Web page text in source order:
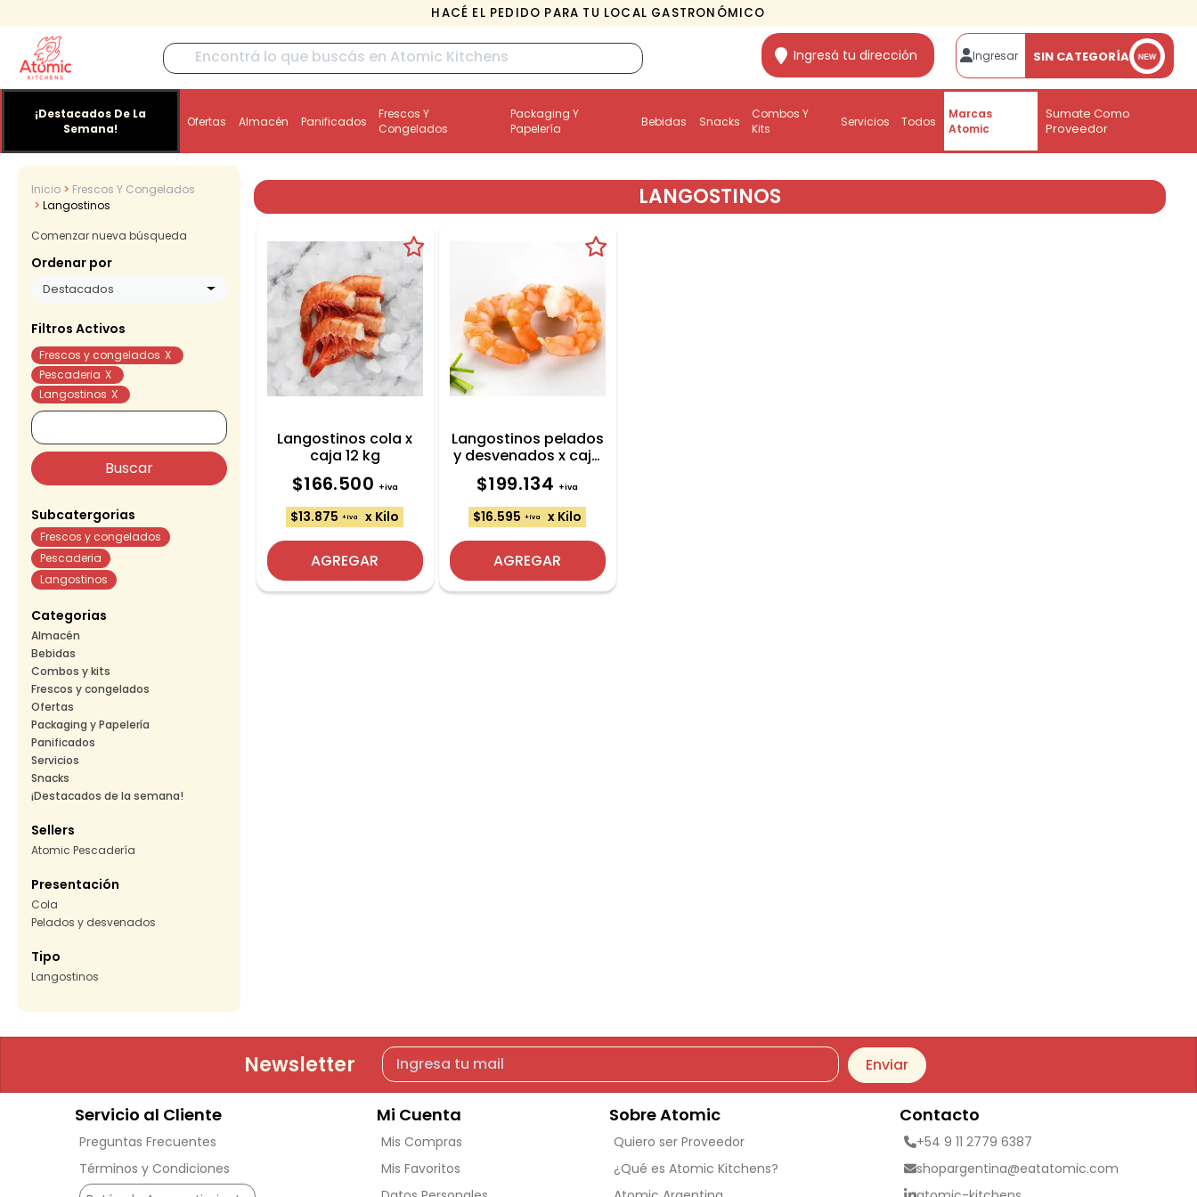
HACÉ EL PEDIDO PARA TU LOCAL GASTRONÓMICO
Ingresá tu dirección Ingresar SIN CATEGORÍA
¡Destacados De La
Semana!
Ofertas Almacén Panificados
Frescos Y
Congelados
Packaging Y
Papelería
Bebidas Snacks
Combos Y
Kits
Servicios Todos
Marcas
Atomic
Sumate Como
Proveedor
Inicio
Frescos Y Congelados
Langostinos
Comenzar nueva búsqueda
Ordenar por
Destacados
Filtros Activos
Frescos y congelados X
Pescaderia X
Langostinos X
Subcatergorias
Frescos y congelados
Pescaderia
Langostinos
Categorias
Almacén
Bebidas
Combos y kits
Frescos y congelados
Ofertas
Packaging y Papelería
Panificados
Servicios
Snacks
¡Destacados de la semana!
Sellers
Atomic Pescadería
Presentación
Cola
Pelados y desvenados
Tipo
Langostinos
LANGOSTINOS
Langostinos cola x
caja 12 kg
$166.500 +iva
$13.875 +iva x Kilo
AGREGAR
Langostinos pelados
y desvenados x caja
12 kg
$199.134 +iva
$16.595 +iva x Kilo
AGREGAR
Newsletter Enviar
Servicio al Cliente
Preguntas Frecuentes
Términos y Condiciones
Mi Cuenta
Mis Compras
Mis Favoritos
Sobre Atomic
Quiero ser Proveedor
¿Qué es Atomic Kitchens?
Contacto
+54 9 11 2779 6387
shopargentina@eatatomic.com